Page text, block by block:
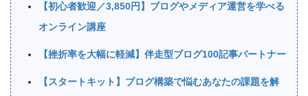
【初心者歓迎／3,850円】ブログやメディア運営を学べる
オンライン講座
【挫折率を大幅に軽減】伴走型ブログ100記事パートナー
【スタートキット】ブログ構築で悩むあなたの課題を解